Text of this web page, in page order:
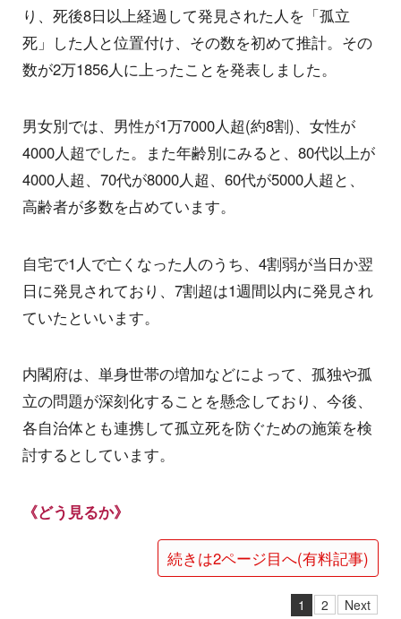
り、死後8日以上経過して発見された人を「孤立
死」した人と位置付け、その数を初めて推計。その
数が2万1856人に上ったことを発表しました。
男女別では、男性が1万7000人超(約8割)、女性が
4000人超でした。また年齢別にみると、80代以上が
4000人超、70代が8000人超、60代が5000人超と、
高齢者が多数を占めています。
自宅で1人で亡くなった人のうち、4割弱が当日か翌
日に発見されており、7割超は1週間以内に発見され
ていたといいます。
内閣府は、単身世帯の増加などによって、孤独や孤
立の問題が深刻化することを懸念しており、今後、
各自治体とも連携して孤立死を防ぐための施策を検
討するとしています。
《どう見るか》
続きは2ページ目へ(有料記事)
1 2 Next